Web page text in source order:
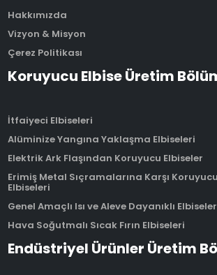
Hakkımızda
Vizyon & Misyon
Çerez Politikası
Koruyucu Elbise Üretim
İtfaiyeci Elbiseleri
Alüminize Yangına Yaklaşma Elbiseleri
Elektrik Ark Flaşından Koruyucu Elbiseler
Erimiş Metal Sıçramalarına Karşı
Elbiseleri
Genel Amaçlı Isı ve Aleve Dayanıklı Elbiseler
Hava Soğutmalı Sıcak Fırın Elbiseleri
Endüstriyel Ürünler Üretim